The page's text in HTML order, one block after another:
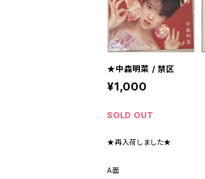
★中森明菜 / 禁区
¥1,000
SOLD OUT
★再入荷しました★
A面